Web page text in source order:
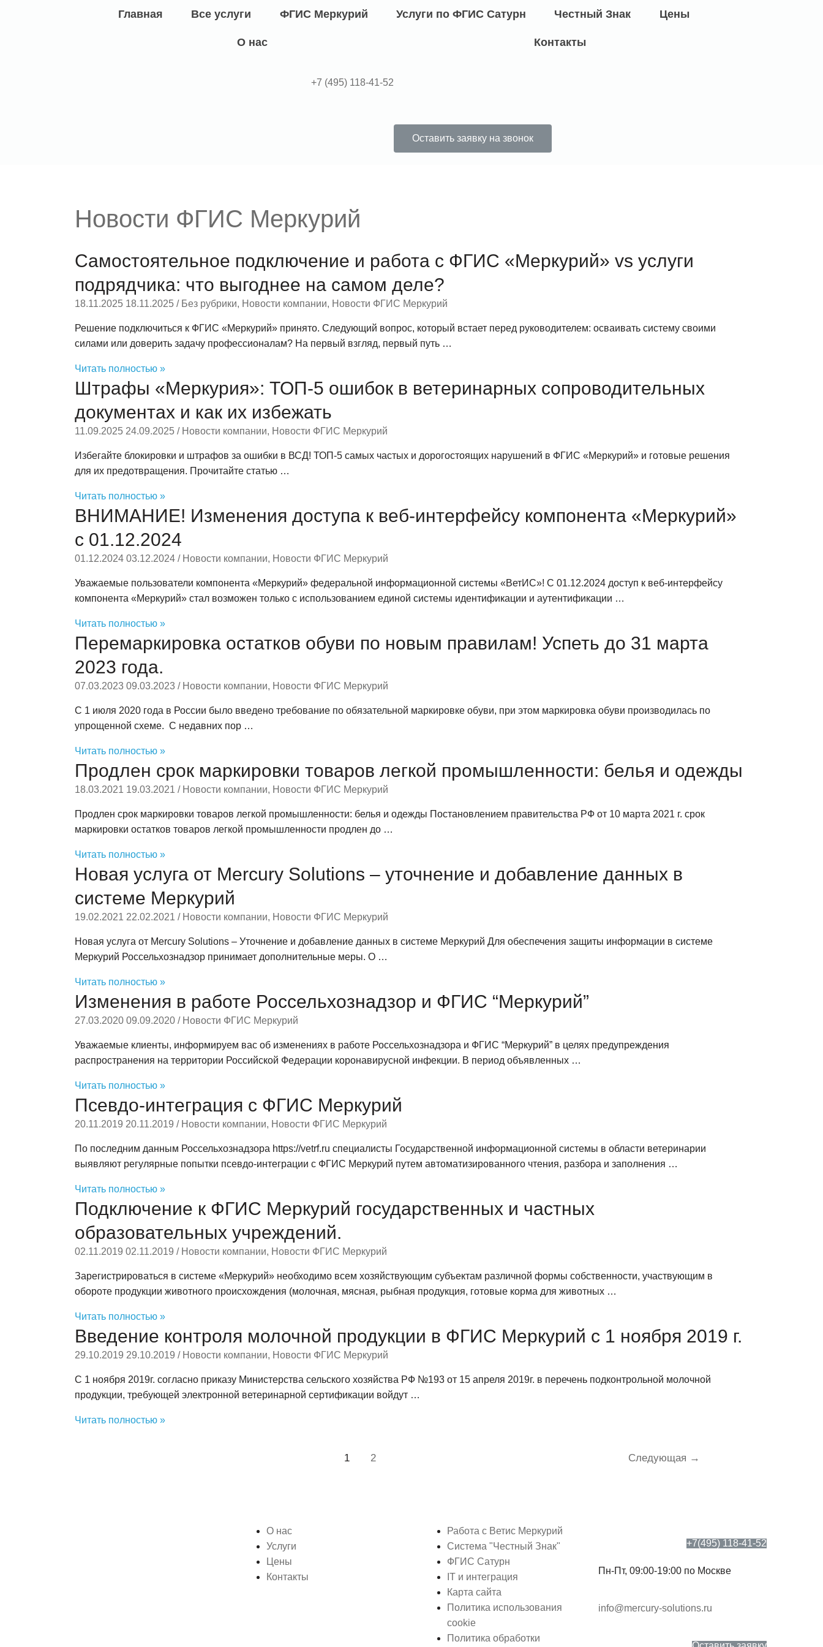
Главная Все услуги ФГИС Меркурий Услуги по ФГИС Сатурн Честный Знак Цены
О нас Контакты
+7 (495) 118-41-52
Оставить заявку на звонок
Новости ФГИС Меркурий
Самостоятельное подключение и работа с ФГИС «Меркурий» vs услуги
подрядчика: что выгоднее на самом деле?
18.11.2025 18.11.2025 / Без рубрики, Новости компании, Новости ФГИС Меркурий
Решение подключиться к ФГИС «Меркурий» принято. Следующий вопрос, который встает перед руководителем: осваивать систему своими
силами или доверить задачу профессионалам? На первый взгляд, первый путь …
Читать полностью »
Штрафы «Меркурия»: ТОП-5 ошибок в ветеринарных сопроводительных
документах и как их избежать
11.09.2025 24.09.2025 / Новости компании, Новости ФГИС Меркурий
Избегайте блокировки и штрафов за ошибки в ВСД! ТОП-5 самых частых и дорогостоящих нарушений в ФГИС «Меркурий» и готовые решения
для их предотвращения. Прочитайте статью …
Читать полностью »
ВНИМАНИЕ! Изменения доступа к веб-интерфейсу компонента «Меркурий»
с 01.12.2024
01.12.2024 03.12.2024 / Новости компании, Новости ФГИС Меркурий
Уважаемые пользователи компонента «Меркурий» федеральной информационной системы «ВетИС»! С 01.12.2024 доступ к веб-интерфейсу
компонента «Меркурий» стал возможен только с использованием единой системы идентификации и аутентификации …
Читать полностью »
Перемаркировка остатков обуви по новым правилам! Успеть до 31 марта
2023 года.
07.03.2023 09.03.2023 / Новости компании, Новости ФГИС Меркурий
С 1 июля 2020 года в России было введено требование по обязательной маркировке обуви, при этом маркировка обуви производилась по
упрощенной схеме. С недавних пор …
Читать полностью »
Продлен срок маркировки товаров легкой промышленности: белья и одежды
18.03.2021 19.03.2021 / Новости компании, Новости ФГИС Меркурий
Продлен срок маркировки товаров легкой промышленности: белья и одежды Постановлением правительства РФ от 10 марта 2021 г. срок
маркировки остатков товаров легкой промышленности продлен до …
Читать полностью »
Новая услуга от Mercury Solutions – уточнение и добавление данных в
системе Меркурий
19.02.2021 22.02.2021 / Новости компании, Новости ФГИС Меркурий
Новая услуга от Mercury Solutions – Уточнение и добавление данных в системе Меркурий Для обеспечения защиты информации в системе
Меркурий Россельхознадзор принимает дополнительные меры. О …
Читать полностью »
Изменения в работе Россельхознадзор и ФГИС “Меркурий”
27.03.2020 09.09.2020 / Новости ФГИС Меркурий
Уважаемые клиенты, информируем вас об изменениях в работе Россельхознадзора и ФГИС “Меркурий” в целях предупреждения
распространения на территории Российской Федерации коронавирусной инфекции. В период объявленных …
Читать полностью »
Псевдо-интеграция с ФГИС Меркурий
20.11.2019 20.11.2019 / Новости компании, Новости ФГИС Меркурий
По последним данным Россельхознадзора https://vetrf.ru специалисты Государственной информационной системы в области ветеринарии
выявляют регулярные попытки псевдо-интеграции с ФГИС Меркурий путем автоматизированного чтения, разбора и заполнения …
Читать полностью »
Подключение к ФГИС Меркурий государственных и частных
образовательных учреждений.
02.11.2019 02.11.2019 / Новости компании, Новости ФГИС Меркурий
Зарегистрироваться в системе «Меркурий» необходимо всем хозяйствующим субъектам различной формы собственности, участвующим в
обороте продукции животного происхождения (молочная, мясная, рыбная продукция, готовые корма для животных …
Читать полностью »
Введение контроля молочной продукции в ФГИС Меркурий с 1 ноября 2019 г.
29.10.2019 29.10.2019 / Новости компании, Новости ФГИС Меркурий
C 1 ноября 2019г. согласно приказу Министерства сельского хозяйства РФ №193 от 15 апреля 2019г. в перечень подконтрольной молочной
продукции, требующей электронной ветеринарной сертификации войдут …
Читать полностью »
1 2 Следующая →
О нас
Услуги
Цены
Контакты
Работа с Ветис Меркурий
Система "Честный Знак"
ФГИС Сатурн
IT и интеграция
Карта сайта
Политика использования
cookie
Политика обработки
+7(495) 118-41-52
Пн-Пт, 09:00-19:00 по Москве
info@mercury-solutions.ru